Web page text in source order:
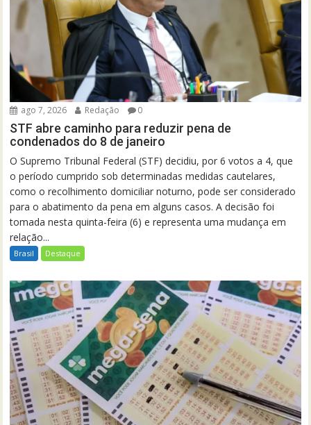
ago 7, 2026 Redação 0
STF abre caminho para reduzir pena de
condenados do 8 de janeiro
O Supremo Tribunal Federal (STF) decidiu, por 6 votos a 4, que
o período cumprido sob determinadas medidas cautelares,
como o recolhimento domiciliar noturno, pode ser considerado
para o abatimento da pena em alguns casos. A decisão foi
tomada nesta quinta-feira (6) e representa uma mudança em
relação...
Brasil Destaque